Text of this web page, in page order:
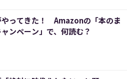
やってきた！ Amazonの「本のま
ンペーン」で、何読む？